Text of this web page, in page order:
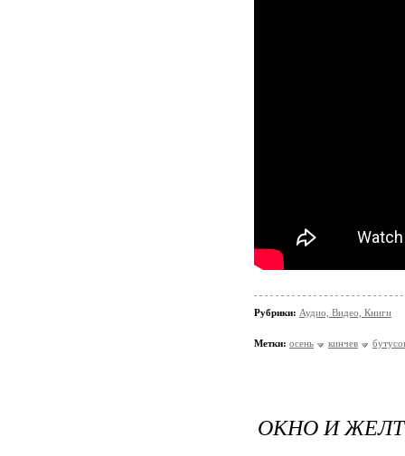
Рубрики: Аудио, Видео, Книги
Метки: осень кинчев
ОКНО И